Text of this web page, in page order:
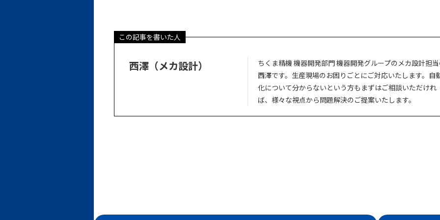
この記事を書いた人
西澤（メカ設計）
ちくま精機 機器開発部門 機器開発グループのメカ設計担
西澤です。生産現場のお困りごとにご対応いたします。自
化について分からないという方もまずはご相談いただけれ
ば、様々な視点から問題解決のご提案いたします。